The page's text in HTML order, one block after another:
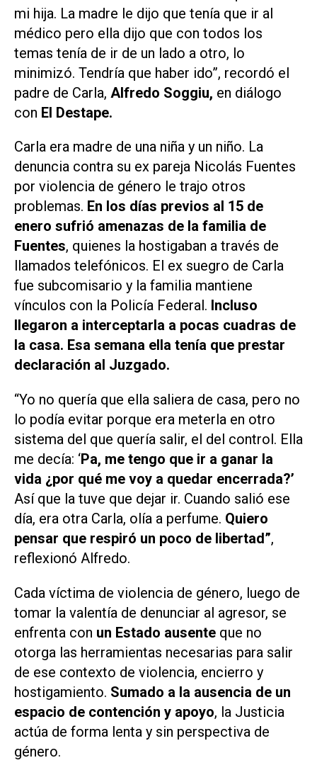
mi hija. La madre le dijo que tenía que ir al
médico pero ella dijo que con todos los
temas tenía de ir de un lado a otro, lo
minimizó. Tendría que haber ido”, recordó el
padre de Carla, Alfredo Soggiu, en diálogo
con El Destape.
Carla era madre de una niña y un niño. La
denuncia contra su ex pareja Nicolás Fuentes
por violencia de género le trajo otros
problemas. En los días previos al 15 de
enero sufrió amenazas de la familia de
Fuentes, quienes la hostigaban a través de
llamados telefónicos. El ex suegro de Carla
fue subcomisario y la familia mantiene
vínculos con la Policía Federal. Incluso
llegaron a interceptarla a pocas cuadras de
la casa. Esa semana ella tenía que prestar
declaración al Juzgado.
“Yo no quería que ella saliera de casa, pero no
lo podía evitar porque era meterla en otro
sistema del que quería salir, el del control. Ella
me decía: ‘Pa, me tengo que ir a ganar la
vida ¿por qué me voy a quedar encerrada?’
Así que la tuve que dejar ir. Cuando salió ese
día, era otra Carla, olía a perfume. Quiero
pensar que respiró un poco de libertad”,
reflexionó Alfredo.
Cada víctima de violencia de género, luego de
tomar la valentía de denunciar al agresor, se
enfrenta con un Estado ausente que no
otorga las herramientas necesarias para salir
de ese contexto de violencia, encierro y
hostigamiento. Sumado a la ausencia de un
espacio de contención y apoyo, la Justicia
actúa de forma lenta y sin perspectiva de
género.